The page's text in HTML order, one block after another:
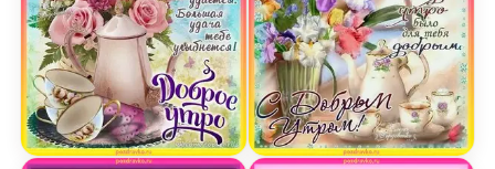
Замечательная открытка с добрым утром
С добрым утром